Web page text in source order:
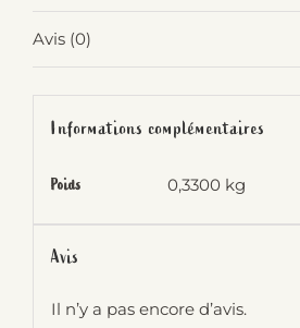
Avis (0)
Informations complémentaires
Poids 0,3300 kg
Avis
Il n’y a pas encore d’avis.